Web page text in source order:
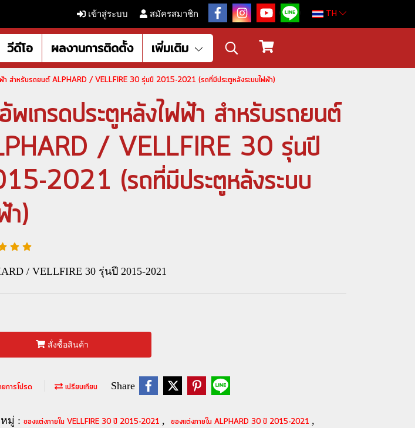
เข้าสู่ระบบ สมัครสมาชิก TH
วีดีโอ ผลงานการติดตั้ง เพิ่มเติม
า สำหรับรถยนต์ ALPHARD / VELLFIRE 30 รุ่นปี 2015-2021 (รถที่มีประตูหลังระบบไฟฟ้า)
พเกรดประตูหลังไฟฟ้า สำหรับรถยนต์
/ VELLFIRE 30 รุ่นปี
2021 (รถที่มีประตูหลังระบบ
า)
/ VELLFIRE 30 รุ่นปี 2015-2021
สั่งซื้อสินค้า
ยการโปรด เปรียบเทียบ Share
มู่ : ของแต่งภายใน VELLFIRE 30 ปี 2015-2021 , ของแต่งภายใน ALPHARD 30 ปี 2015-2021 ,